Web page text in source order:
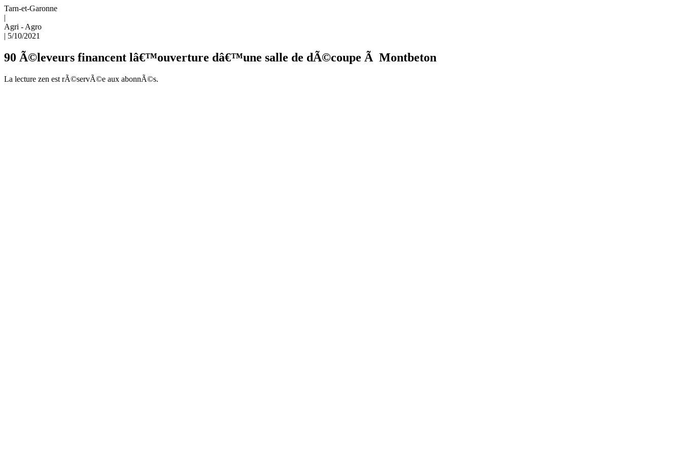
Tarn-et-Garonne
|
Agri - Agro
| 5/10/2021
90 Ã©leveurs financent lâ€™ouverture dâ€™une salle de dÃ©coupe Ã Montbeton
La lecture zen est rÃ©servÃ©e aux abonnÃ©s.